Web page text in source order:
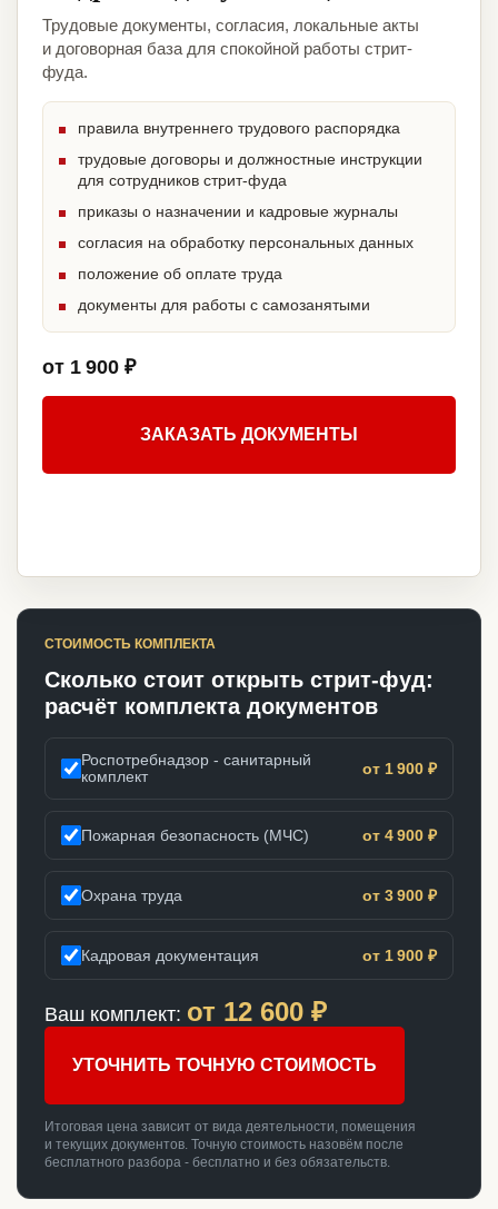
Трудовые документы, согласия, локальные акты
и договорная база для спокойной работы стрит-
фуда.
правила внутреннего трудового распорядка
трудовые договоры и должностные инструкции
для сотрудников стрит-фуда
приказы о назначении и кадровые журналы
согласия на обработку персональных данных
положение об оплате труда
документы для работы с самозанятыми
от 1 900 ₽
ЗАКАЗАТЬ ДОКУМЕНТЫ
СТОИМОСТЬ КОМПЛЕКТА
Сколько стоит открыть стрит-фуд:
расчёт комплекта документов
Роспотребнадзор - санитарный
комплект
от 1 900 ₽
Пожарная безопасность (МЧС) от 4 900 ₽
Охрана труда от 3 900 ₽
Кадровая документация от 1 900 ₽
Ваш комплект: от 12 600 ₽
УТОЧНИТЬ ТОЧНУЮ СТОИМОСТЬ
Итоговая цена зависит от вида деятельности, помещения
и текущих документов. Точную стоимость назовём после
бесплатного разбора - бесплатно и без обязательств.